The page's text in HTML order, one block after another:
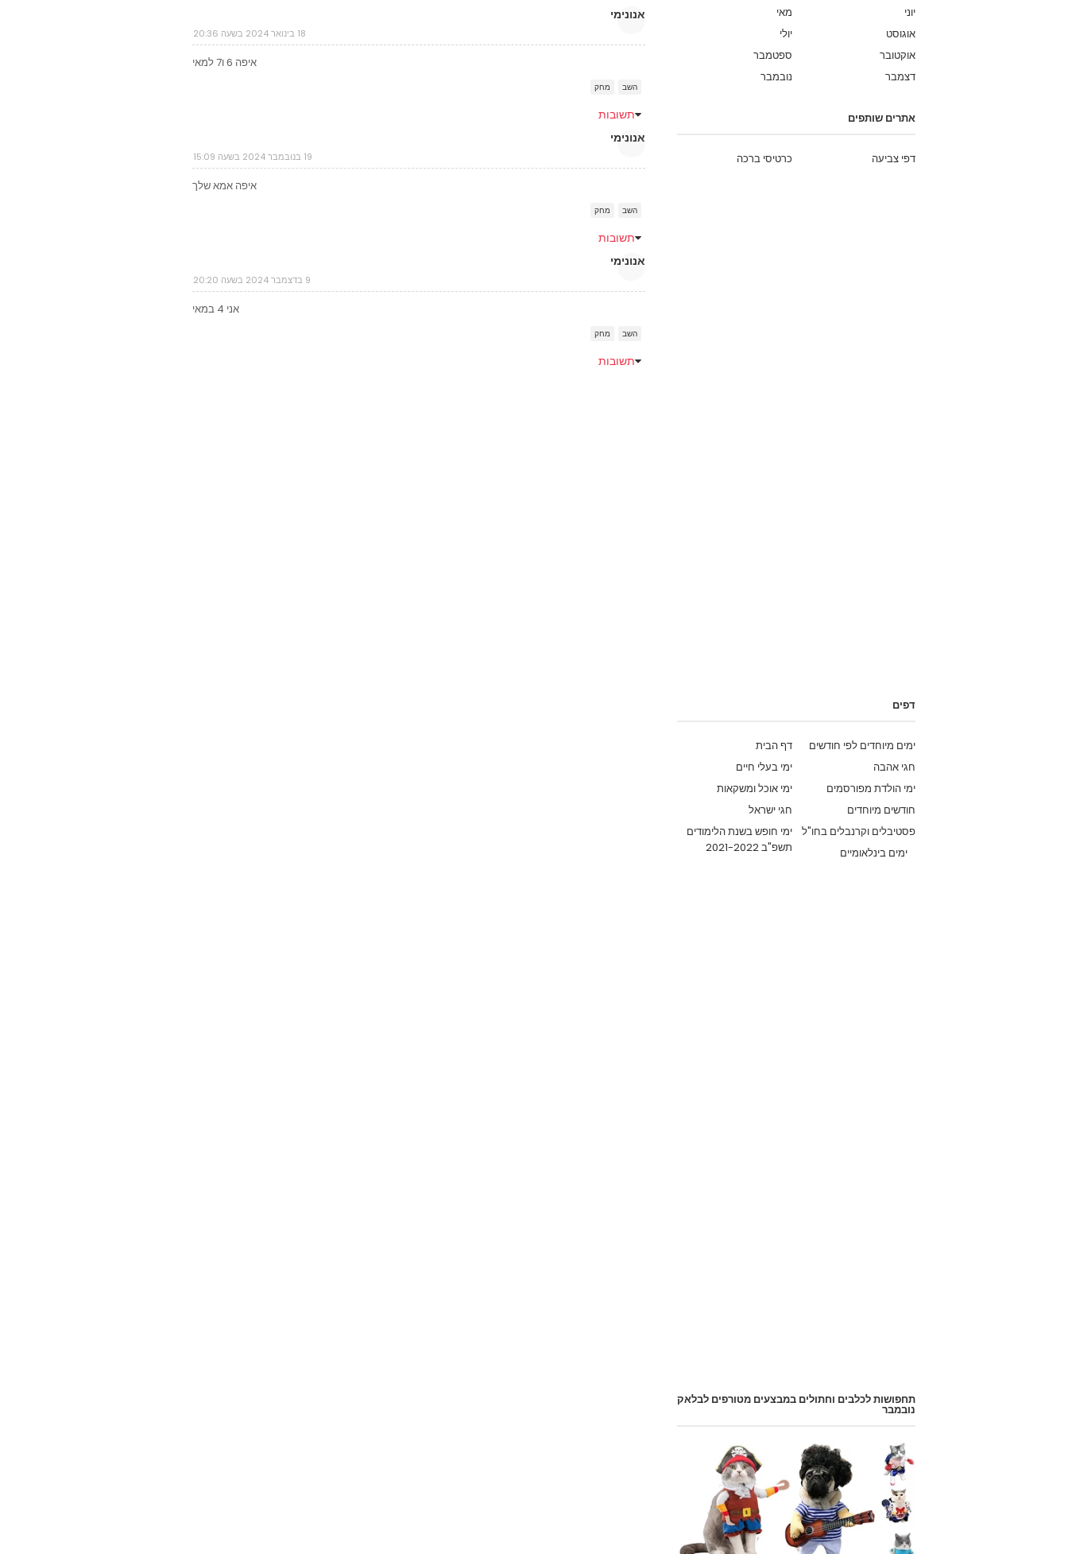
אנונימי
18 בינואר 2024 בשעה 20:36
איפה 6 ו7 למאי
השב מחק
תשובות
אנונימי
19 בנובמבר 2024 בשעה 15:09
איפה אמא שלך
השב מחק
תשובות
אנונימי
9 בדצמבר 2024 בשעה 20:20
אני 4 במאי
השב מחק
תשובות
מאי
יוני
יולי
אוגוסט
ספטמבר
אוקטובר
נובמבר
דצמבר
אתרים שותפים
כרטיסי ברכה דפי צביעה
דפים
דף הבית
ימים מיוחדים לפי חודשים
ימי בעלי חיים
חגי אהבה
ימי אוכל ומשקאות
ימי הולדת מפורסמים
חגי ישראל
חודשים מיוחדים
ימי חופש בשנת הלימודים
תשפ"ב 2021-2022
פסטיבלים וקרנבלים בחו"ל
ימים בינלאומיים
תחפושות לכלבים וחתולים במבצעים מטורפים לבלאק
נובמבר